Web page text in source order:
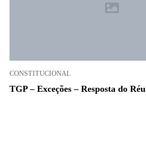
CONSTITUCIONAL
TGP – Exceções – Resposta do Réu